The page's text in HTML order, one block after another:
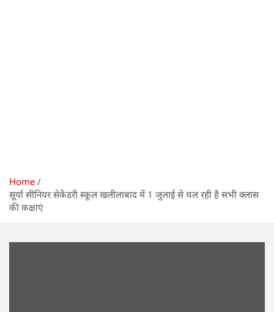
Home
सूर्या सीनियर सेकेंडरी स्कूल खलीलाबाद में 1 जुलाई से चल रही है सभी क्लास
की कक्षाएं